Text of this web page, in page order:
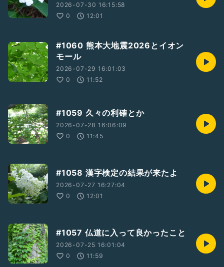
2026-07-30 16:15:58
0
12:01
#1060 熊本大地震2026とイオン
モール
2026-07-29 16:01:03
0
11:52
#1059 久々の利確とか
2026-07-28 16:06:09
0
11:45
#1058 漢字検定の結果が来たよ
2026-07-27 16:27:04
0
12:01
#1057 仏道に入って良かったこと
2026-07-25 16:01:04
0
11:59